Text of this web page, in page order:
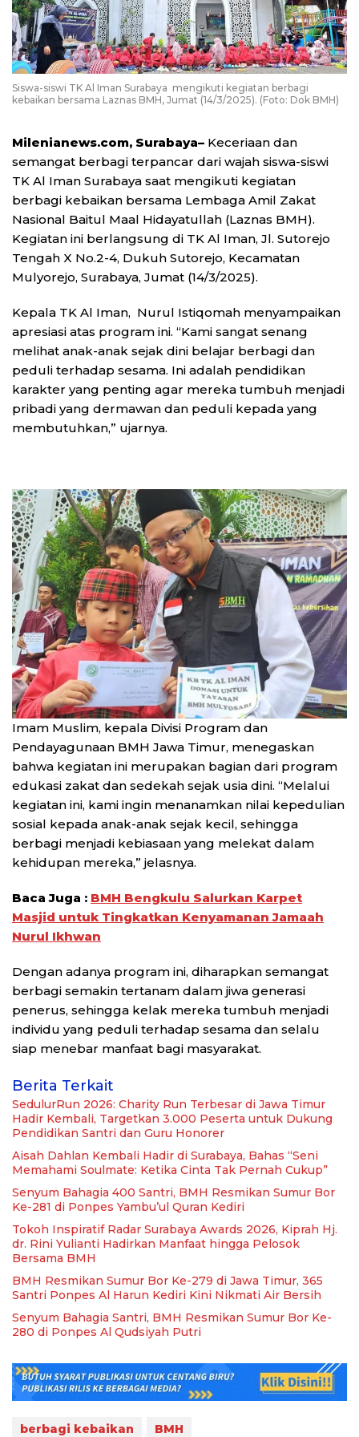
Siswa-siswi TK Al Iman Surabaya mengikuti kegiatan berbagi
kebaikan bersama Laznas BMH, Jumat (14/3/2025). (Foto: Dok BMH)
Milenianews.com, Surabaya– Keceriaan dan
semangat berbagi terpancar dari wajah siswa-siswi
TK Al Iman Surabaya saat mengikuti kegiatan
berbagi kebaikan bersama Lembaga Amil Zakat
Nasional Baitul Maal Hidayatullah (Laznas BMH).
Kegiatan ini berlangsung di TK Al Iman, Jl. Sutorejo
Tengah X No.2-4, Dukuh Sutorejo, Kecamatan
Mulyorejo, Surabaya, Jumat (14/3/2025).
Kepala TK Al Iman, Nurul Istiqomah menyampaikan
apresiasi atas program ini. “Kami sangat senang
melihat anak-anak sejak dini belajar berbagi dan
peduli terhadap sesama. Ini adalah pendidikan
karakter yang penting agar mereka tumbuh menjadi
pribadi yang dermawan dan peduli kepada yang
membutuhkan,” ujarnya.
Imam Muslim, kepala Divisi Program dan
Pendayagunaan BMH Jawa Timur, menegaskan
bahwa kegiatan ini merupakan bagian dari program
edukasi zakat dan sedekah sejak usia dini. “Melalui
kegiatan ini, kami ingin menanamkan nilai kepedulian
sosial kepada anak-anak sejak kecil, sehingga
berbagi menjadi kebiasaan yang melekat dalam
kehidupan mereka,” jelasnya.
Baca Juga : BMH Bengkulu Salurkan Karpet
Masjid untuk Tingkatkan Kenyamanan Jamaah
Nurul Ikhwan
Dengan adanya program ini, diharapkan semangat
berbagi semakin tertanam dalam jiwa generasi
penerus, sehingga kelak mereka tumbuh menjadi
individu yang peduli terhadap sesama dan selalu
siap menebar manfaat bagi masyarakat.
Berita Terkait
SedulurRun 2026: Charity Run Terbesar di Jawa Timur
Hadir Kembali, Targetkan 3.000 Peserta untuk Dukung
Pendidikan Santri dan Guru Honorer
Aisah Dahlan Kembali Hadir di Surabaya, Bahas “Seni
Memahami Soulmate: Ketika Cinta Tak Pernah Cukup”
Senyum Bahagia 400 Santri, BMH Resmikan Sumur Bor
Ke-281 di Ponpes Yambu’ul Quran Kediri
Tokoh Inspiratif Radar Surabaya Awards 2026, Kiprah Hj.
dr. Rini Yulianti Hadirkan Manfaat hingga Pelosok
Bersama BMH
BMH Resmikan Sumur Bor Ke-279 di Jawa Timur, 365
Santri Ponpes Al Harun Kediri Kini Nikmati Air Bersih
Senyum Bahagia Santri, BMH Resmikan Sumur Bor Ke-
280 di Ponpes Al Qudsiyah Putri
berbagi kebaikan BMH